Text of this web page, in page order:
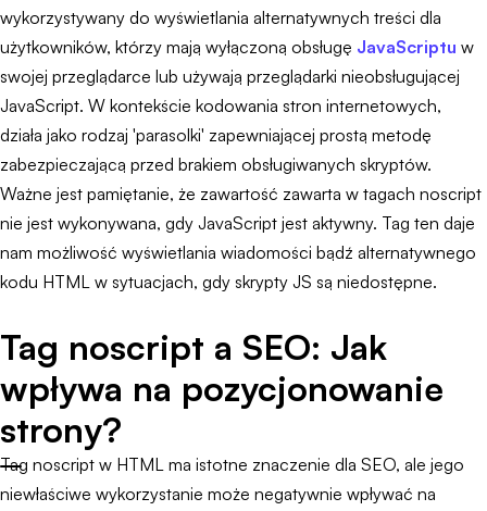
wykorzystywany do wyświetlania alternatywnych treści dla
użytkowników, którzy mają wyłączoną obsługę JavaScriptu w
swojej przeglądarce lub używają przeglądarki nieobsługującej
JavaScript. W kontekście kodowania stron internetowych,
działa jako rodzaj 'parasolki' zapewniającej prostą metodę
zabezpieczającą przed brakiem obsługiwanych skryptów.
Ważne jest pamiętanie, że zawartość zawarta w tagach noscript
nie jest wykonywana, gdy JavaScript jest aktywny. Tag ten daje
nam możliwość wyświetlania wiadomości bądź alternatywnego
kodu HTML w sytuacjach, gdy skrypty JS są niedostępne.
Tag noscript a SEO: Jak
wpływa na pozycjonowanie
strony?
Tag noscript w HTML ma istotne znaczenie dla SEO, ale jego
niewłaściwe wykorzystanie może negatywnie wpływać na